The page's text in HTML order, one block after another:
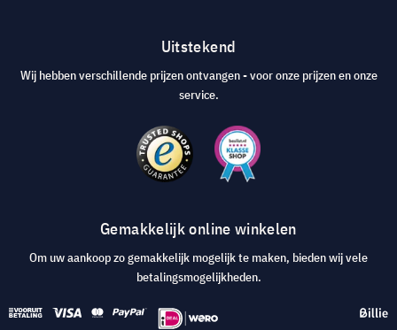
Uitstekend
Wij hebben verschillende prijzen ontvangen - voor onze prijzen en onze
service.
Gemakkelijk online winkelen
Om uw aankoop zo gemakkelijk mogelijk te maken, bieden wij vele
betalingsmogelijkheden.